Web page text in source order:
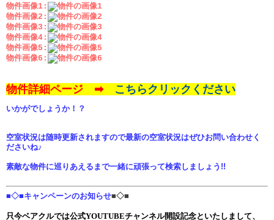
物件画像1:
物件画像2:
物件画像3:
物件画像4:
物件画像5:
物件画像6:
物件詳細ページ ➡ こちらクリックください
いかがでしょうか！？
空室状況は随時更新されますので最新の空室状況はぜひお問い合わせく
ださいね♪
素敵な物件に巡りあえるまで一緒に頑張って検索しましょう!!
■◇■キャンペーンのお知らせ■◇■
只今ベアクルでは公式YOUTUBEチャンネル開設記念といたしまして、